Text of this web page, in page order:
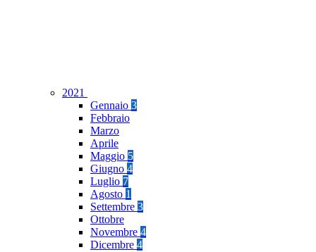
2021
Gennaio 3
Febbraio
Marzo
Aprile
Maggio 5
Giugno 4
Luglio 7
Agosto 1
Settembre 3
Ottobre
Novembre 4
Dicembre 4